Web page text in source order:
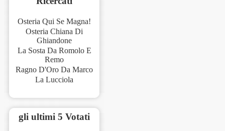
Osteria Qui Se Magna!
Osteria Chiana Di
Ghiandone
La Sosta Da Romolo E
Remo
Ragno D'Oro Da Marco
La Lucciola
gli ultimi 5 Votati